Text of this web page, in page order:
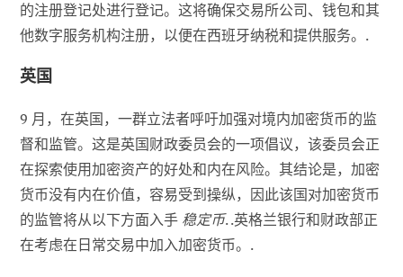
的注册登记处进行登记。这将确保交易所公司、钱包和其
他数字服务机构注册，以便在西班牙纳税和提供服务。.
英国
9 月，在英国，一群立法者呼吁加强对境内加密货币的监
督和监管。这是英国财政委员会的一项倡议，该委员会正
在探索使用加密资产的好处和内在风险。其结论是，加密
货币没有内在价值，容易受到操纵，因此该国对加密货币
的监管将从以下方面入手 稳定币. .英格兰银行和财政部正
在考虑在日常交易中加入加密货币。.